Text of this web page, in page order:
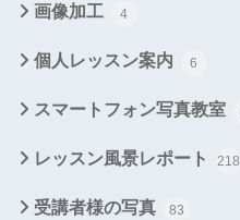
画像加工 4
個人レッスン案内 6
スマートフォン写真教室
レッスン風景レポート 218
受講者様の写真 83